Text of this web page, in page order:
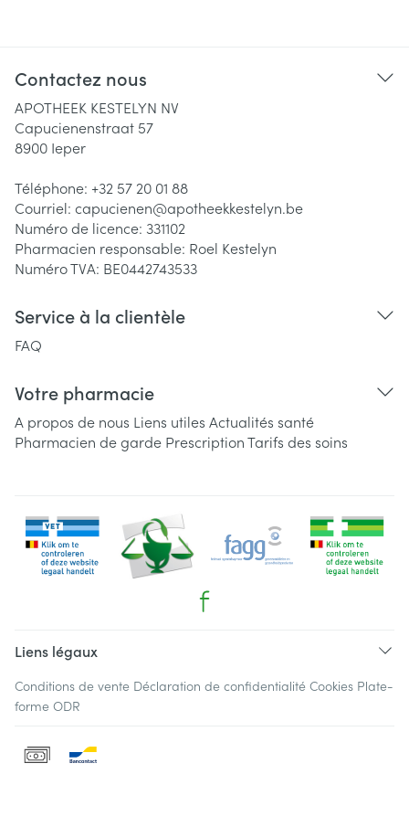
Contactez nous
APOTHEEK KESTELYN NV
Capucienenstraat 57
8900 Ieper
Téléphone: +32 57 20 01 88
Courriel: capucienen@apotheekkestelyn.be
Numéro de licence: 331102
Pharmacien responsable: Roel Kestelyn
Numéro TVA: BE0442743533
Service à la clientèle
FAQ
Votre pharmacie
A propos de nous Liens utiles Actualités santé
Pharmacien de garde PrescriptionTarifs des soins
Liens légaux
Conditions de vente Déclaration de confidentialité Cookies Plate-
forme ODR